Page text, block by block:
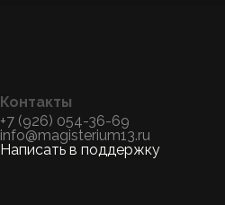
Контакты
+7 (926) 054-36-69
info@magisterium13.ru
Написать в поддержку